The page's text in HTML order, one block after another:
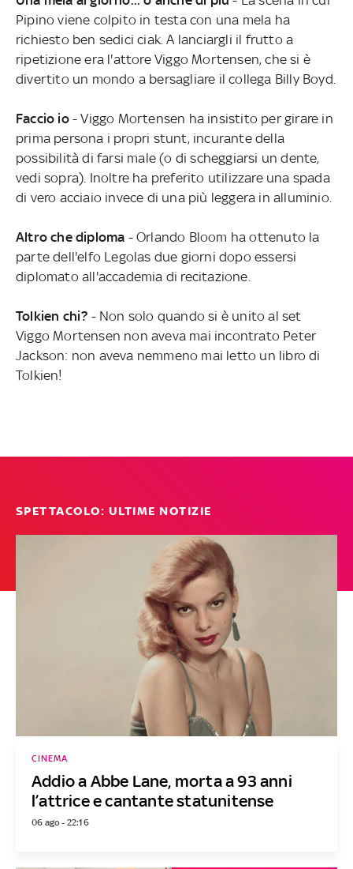
Pipino viene colpito in testa con una mela ha
richiesto ben sedici ciak. A lanciargli il frutto a
ripetizione era l'attore Viggo Mortensen, che si è
divertito un mondo a bersagliare il collega Billy Boyd.
Faccio io- Viggo Mortensen ha insistito per girare in
prima persona i propri stunt, incurante della
possibilità di farsi male (o di scheggiarsi un dente,
vedi sopra). Inoltre ha preferito utilizzare una spada
di vero acciaio invece di una più leggera in alluminio.
Altro che diploma - Orlando Bloom ha ottenuto la
parte dell'elfo Legolas due giorni dopo essersi
diplomato all'accademia di recitazione.
Tolkien chi? - Non solo quando si è unito al set
Viggo Mortensen non aveva mai incontrato Peter
Jackson: non aveva nemmeno mai letto un libro di
Tolkien!
SPETTACOLO: ULTIME NOTIZIE
Addio a Abbe Lane, morta a 93 anni
l’attrice e cantante statunitense
CINEMA
06 ago - 22:16